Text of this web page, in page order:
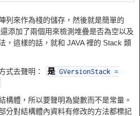
列來作為棧的儲存，然後就是簡單的
添加了兩個用來檢測堆疊是否為空以及
，這樣的話，就和 JAVA 裡的 Stack 類
式去聲明： 是 GVersionStack =
構體，所以要聲明為變數而不是常量。
分對結構體內資料有修改的方法都標記